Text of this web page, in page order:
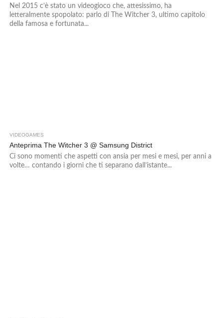
Nel 2015 c’è stato un videogioco che, attesissimo, ha
letteralmente spopolato: parlo di The Witcher 3, ultimo capitolo
della famosa e fortunata...
VIDEOGAMES
Anteprima The Witcher 3 @ Samsung District
Ci sono momenti che aspetti con ansia per mesi e mesi, per anni a
volte… contando i giorni che ti separano dall’istante...